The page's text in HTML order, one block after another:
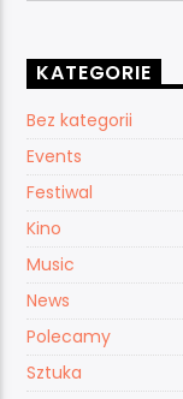
KATEGORIE
Bez kategorii
Events
Festiwal
Kino
Music
News
Polecamy
Sztuka